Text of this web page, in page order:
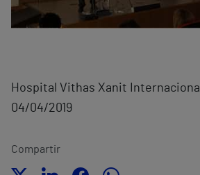
Hospital Vithas Xanit Internacional
04/04/2019
Compartir